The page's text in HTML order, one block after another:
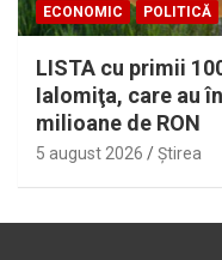
ECONOMIC POLITICĂ
LISTA cu primii
Ialomiţa, care au
milioane de RON
5 august 2026 Ştirea